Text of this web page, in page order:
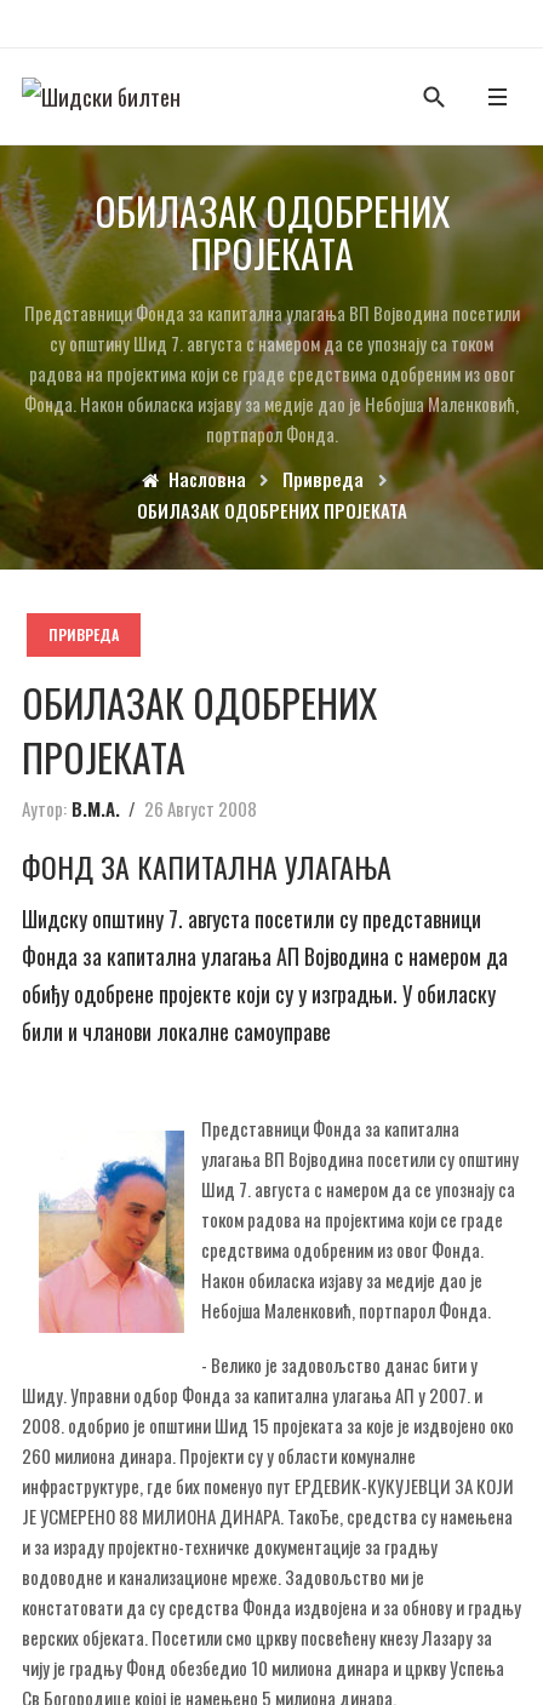
ОБИЛАЗАК ОДОБРЕНИХ
ПРОЈЕКАТА
Представници Фонда за капитална улагања ВП Војводина посетили
су општину Шид 7. августа с намером да се упознају са током
радова на пројектима који се граде средствима одобреним из овог
Фонда. Након обиласка изјаву за медије дао је Небојша Маленковић,
портпарол Фонда.
Насловна
Привреда
ОБИЛАЗАК ОДОБРЕНИХ ПРОЈЕКАТА
ПРИВРЕДА
ОБИЛАЗАК ОДОБРЕНИХ
ПРОЈЕКАТА
Аутор: В.М.А. 26 Август 2008
ФОНД ЗА КАПИТАЛНА УЛАГАЊА
Шидску општину 7. августа посетили су представници
Фонда за капитална улагања АП Војводина с намером да
обиђу одобрене пројекте који су у изградњи. У обиласку
били и чланови локалне самоуправе
Представници Фонда за капитална
улагања ВП Војводина посетили су општину
Шид 7. августа с намером да се упознају са
током радова на пројектима који се граде
средствима одобреним из овог Фонда.
Након обиласка изјаву за медије дао је
Небојша Маленковић, портпарол Фонда.
- Велико је задовољство данас бити у
Шиду. Управни одбор Фонда за капитална улагања АП у 2007. и
2008. одобрио је општини Шид 15 пројеката за које је издвојено око
260 милиона динара. Пројекти су у области комуналне
инфраструктуре, где бих поменуо пут ЕРДЕВИК-КУКУЈЕВЦИ ЗА КОЈИ
ЈЕ УСМЕРЕНО 88 МИЛИОНА ДИНАРА. ТакоЂе, средства су намењена
и за израду пројектно-техничке документације за градњу
водоводне и канализационе мреже. Задовољство ми је
констатовати да су средства Фонда издвојена и за обнову и градњу
верских објеката. Посетили смо цркву посвећену кнезу Лазару за
чију је градњу Фонд обезбедио 10 милиона динара и цркву Успења
Св Богородице којој је намењено 5 милиона динара.